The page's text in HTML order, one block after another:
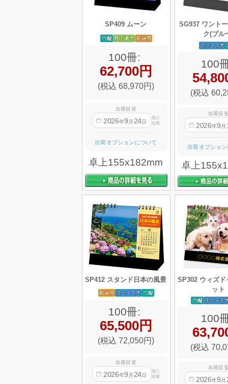
SP409 ムーン
100冊:
62,700円
(税込 68,970円)
出荷目安
2026年9 月 24日
迄に
出荷
出荷オプションについて
卓上155x182mm
SG937 ワント
ク(ブル
100
(税込
出荷目
2026年9 月
出荷オプショ
卓上
SP412 スタンド日本の風景
100冊:
65,500円
(税込 72,050円)
出荷目安
2026年9 月 24日
迄に
出荷
SP302 ウィズド
ット
100
(税込
出荷目
2026年9 月